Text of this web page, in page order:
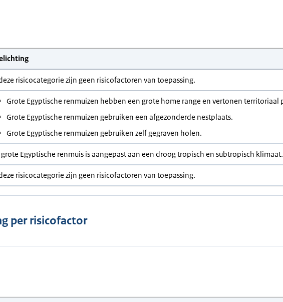
risicocategorie zijn geen risicofactoren van toepassing.
Grote Egyptische renmuizen hebben een grote home range en vertonen territoriaal
Grote Egyptische renmuizen gebruiken een afgezonderde nestplaats.
Grote Egyptische renmuizen gebruiken zelf gegraven holen.
grote Egyptische renmuis is aangepast aan een droog tropisch en subtropisch klimaat.
risicocategorie zijn geen risicofactoren van toepassing.
per risicofactor